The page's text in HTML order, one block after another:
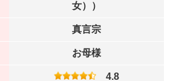
女））
真言宗
お母様
4.8